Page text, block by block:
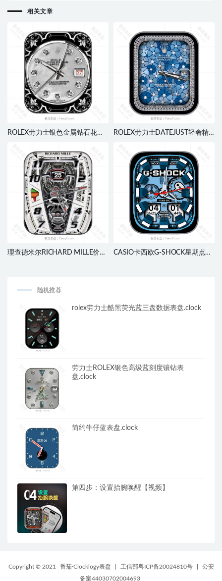
相关文章
ROLEX劳力士银色金属钻石花纹
ROLEX劳力士DATEJUST轻奢精
盘.clock&clcok2
理查德米尔RICHARD MILLE价值
CASIO卡西欧G-SHOCK星期点了
随机推荐
rolex劳力士酷黑荧光蓝三盘数据表盘.clock
劳力士ROLEX银色高级蓝刻度镶钻表
盘.clock
简约牛仔蓝表盘.clock
第四步：设置抬腕唤醒【视频】
Copyright © 2021 番茄·Clocklogy表盘 工信部粤ICP备20024810号
公安
备案44030702004693